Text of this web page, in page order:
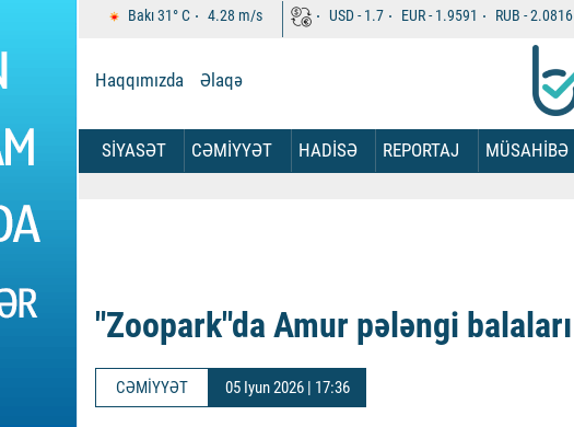
Bakı31°C 4.28 m/s USD -1.7 EUR -1.9591 RUB -2.0816
Haqqımızda Əlaqə
SİYASƏT CƏMİYYƏT HADİSƏ REPORTAJ MÜSAHİBƏ
"Zoopark"da Amur pələngi balaları
CƏMİYYƏT 05 Iyun 2026 | 17:36